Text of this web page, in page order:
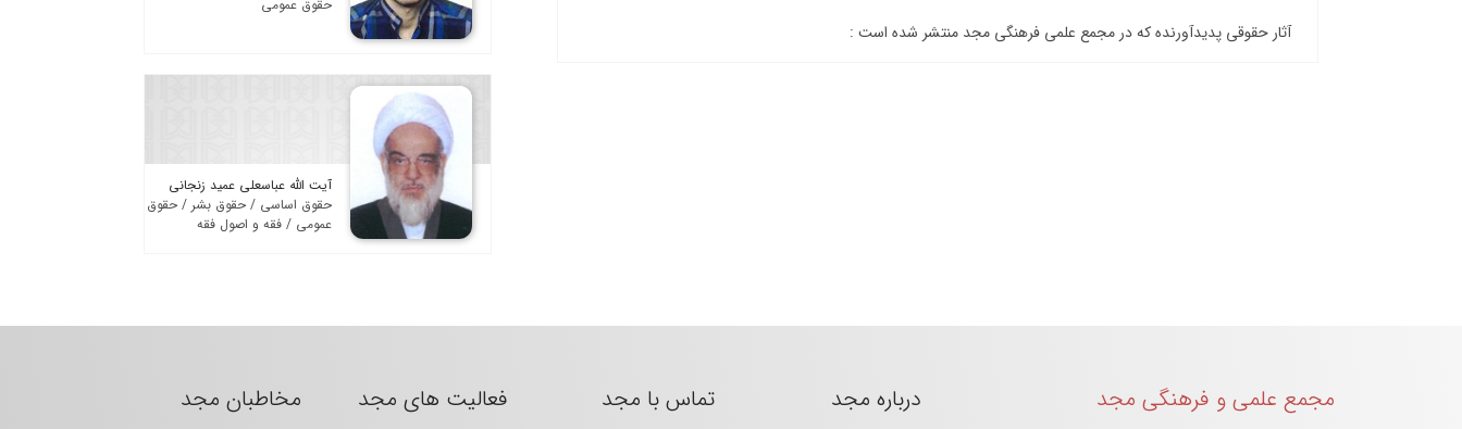
آثار حقوقی پدیدآورنده که در مجمع علمی فرهنگی مجد منتشر شده است :
حقوق عمومی
آیت الله عباسعلی عمید زنجانی
حقوق اساسی / حقوق بشر / حقوق
عمومی / فقه و اصول فقه
مجمع علمی و فرهنگی مجد درباره مجد تماس با مجد فعالیت های مجد مخاطبان مجد